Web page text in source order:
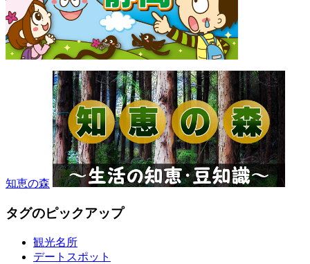
知恵の森
タグのピックアップ
観光名所
デートスポット